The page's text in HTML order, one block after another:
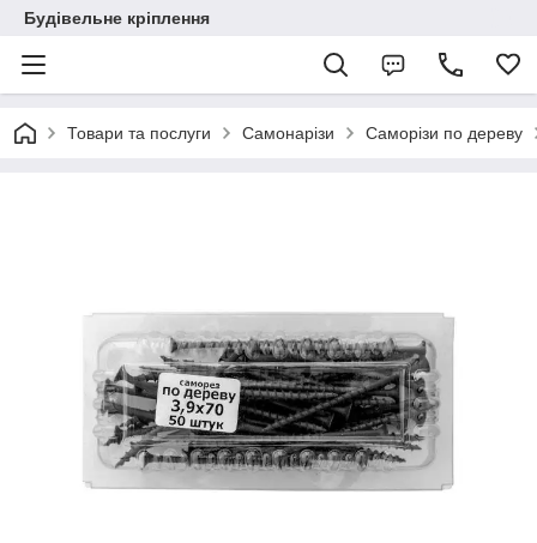
Будівельне кріплення
Товари та послуги Самонарізи Саморізи по дереву